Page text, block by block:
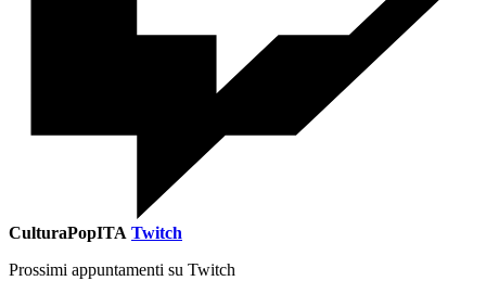
CulturaPopITA Twitch
Prossimi appuntamenti su Twitch